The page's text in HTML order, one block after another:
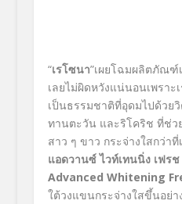
“เรโซนา”เผยโฉมผลิตภัณฑ์
เลยไม่ผิดหวังแน่นอนเพรา
เป็นธรรมชาติที่อุดมไปด้วย
ทานตะวัน และริโคริช ที่ช่
สาว ๆ ขาว กระจ่างใสกว่าที่
แอดวานซ์ ไวท์เทนนิ่ง เฟร
Advanced Whitening
ใต้วงแขนกระจ่างใสขึ้นอย่